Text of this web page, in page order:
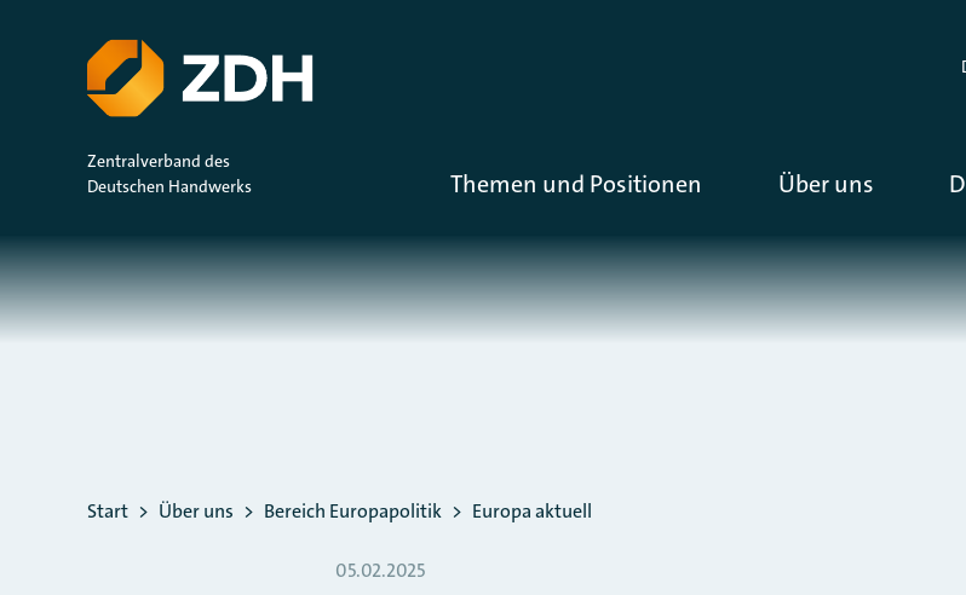
ZUM HAUPTINHALT SPRINGEN
Zentralverband des
Deutschen Handwerks
Themen und Positionen Über uns
Sie befinden sich hier:
Start Über uns Bereich Europapolitik Europa aktuell
05.02.2025